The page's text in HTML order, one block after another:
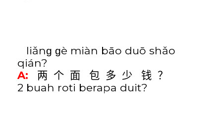
liǎnɡ ɡè miàn bāo duō shǎo
qián?
A:
两 个 面 包 多 少 钱 ？
2 buah roti berapa duit?